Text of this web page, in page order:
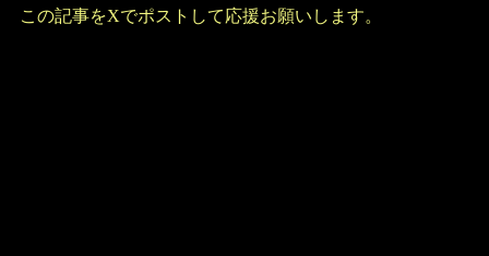
この記事をXでポストして応援お願いします。